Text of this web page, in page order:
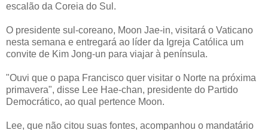
escalão da Coreia do Sul.
O presidente sul-coreano, Moon Jae-in, visitará o Vaticano
nesta semana e entregará ao líder da Igreja Católica um
convite de Kim Jong-un para viajar à península.
"Ouvi que o papa Francisco quer visitar o Norte na próxima
primavera", disse Lee Hae-chan, presidente do Partido
Democrático, ao qual pertence Moon.
Lee, que não citou suas fontes, acompanhou o mandatário